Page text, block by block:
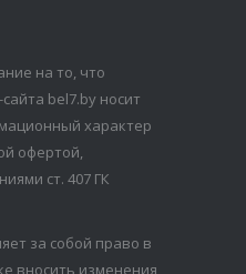
на то, что
bel7.by носит
характер
офертой,
ст. 407 ГК
за собой право в
вносить изменения